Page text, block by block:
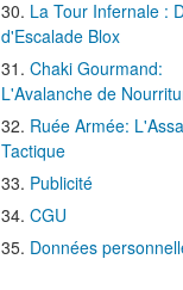
La Tour Infernale :
d'Escalade Blox
Chaki Gourmand:
L'Avalanche de
Ruée Armée:
Tactique
Publicité
CGU
Données